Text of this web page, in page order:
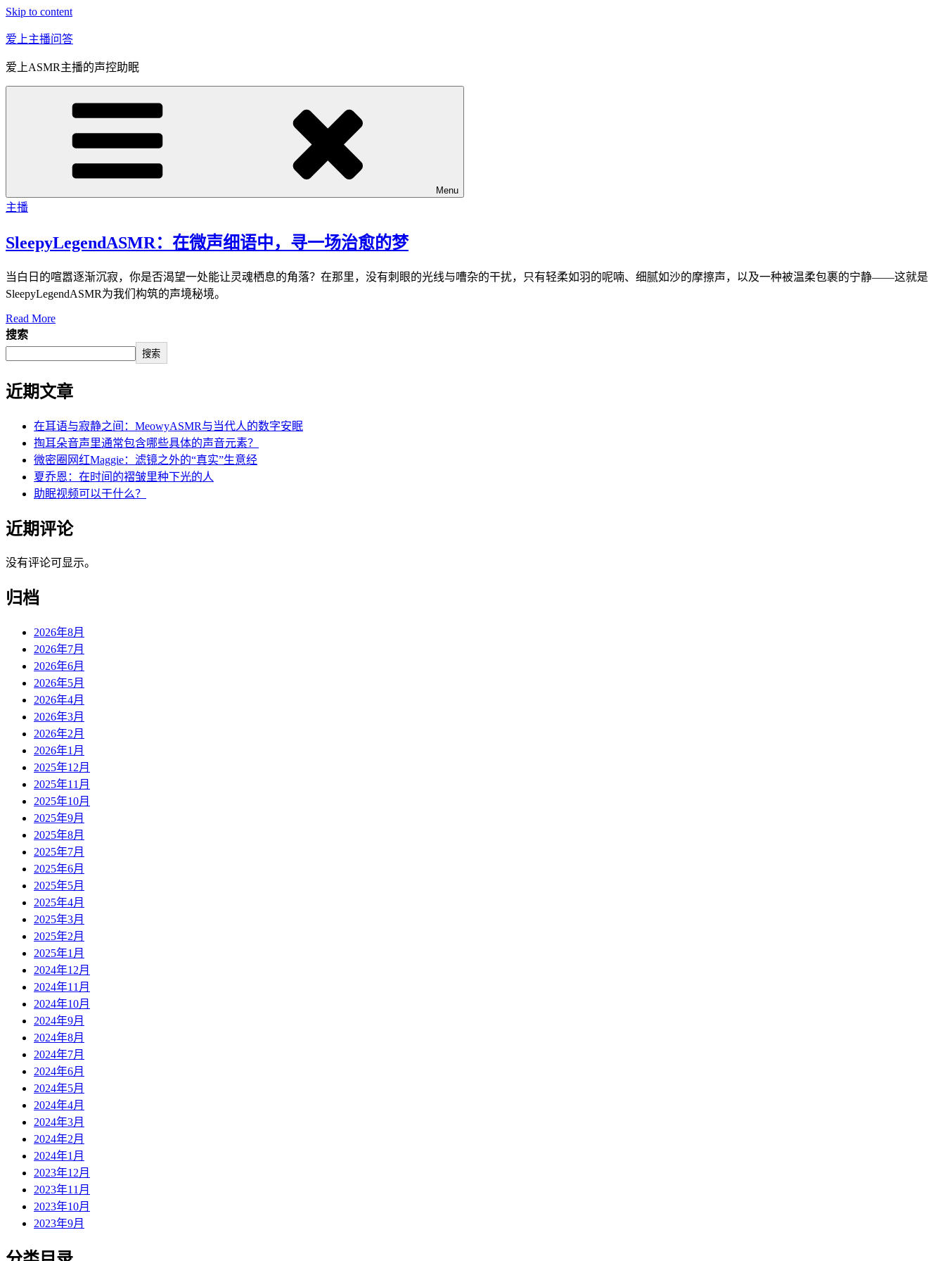
Skip to content
爱上主播问答
爱上ASMR主播的声控助眠
Menu
主播
SleepyLegendASMR：在微声细语中，寻一场治愈的梦
当白日的喧嚣逐渐沉寂，你是否渴望一处能让灵魂栖息的角落？在那里，没有刺眼的光线与嘈杂的干扰，只有轻柔如羽的呢喃、细腻如沙的摩擦声，以及一种被温柔包裹的宁静——这就是
SleepyLegendASMR为我们构筑的声境秘境。
Read More
搜索
搜索
近期文章
在耳语与寂静之间：MeowyASMR与当代人的数字安眠
掏耳朵音声里通常包含哪些具体的声音元素？
微密圈网红Maggie：滤镜之外的“真实”生意经
夏乔恩：在时间的褶皱里种下光的人
助眠视频可以干什么？
近期评论
没有评论可显示。
归档
2026年8月
2026年7月
2026年6月
2026年5月
2026年4月
2026年3月
2026年2月
2026年1月
2025年12月
2025年11月
2025年10月
2025年9月
2025年8月
2025年7月
2025年6月
2025年5月
2025年4月
2025年3月
2025年2月
2025年1月
2024年12月
2024年11月
2024年10月
2024年9月
2024年8月
2024年7月
2024年6月
2024年5月
2024年4月
2024年3月
2024年2月
2024年1月
2023年12月
2023年11月
2023年10月
2023年9月